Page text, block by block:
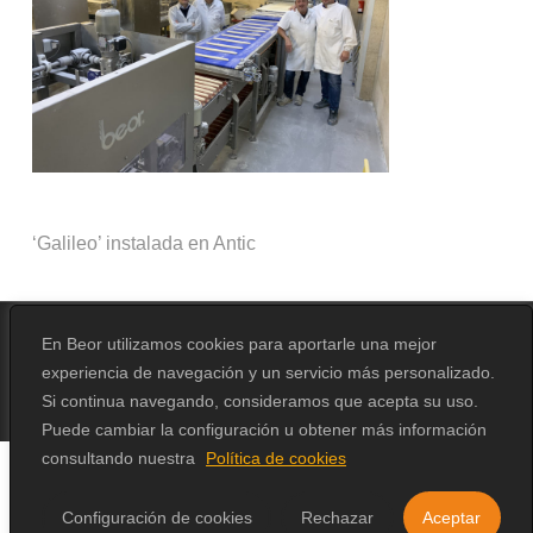
En Beor utilizamos cookies para aportarle una mejor
experiencia de navegación y un servicio más personalizado.
Si continua navegando, consideramos que acepta su uso.
Puede cambiar la configuración u obtener más información
consultando nuestra
Política de cookies
Configuración de cookies Rechazar Aceptar
‘Galileo’ instalada en Antic
© 2026 Beor.Design by Erika Loga